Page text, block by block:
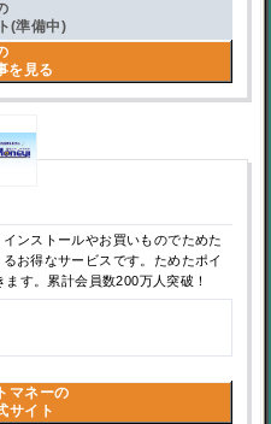
(準備中)
を見る
ンストールやお買いものでためた
お得なサービスです。ためたポイ
す。累計会員数200万人突破！
マネーの
サイト